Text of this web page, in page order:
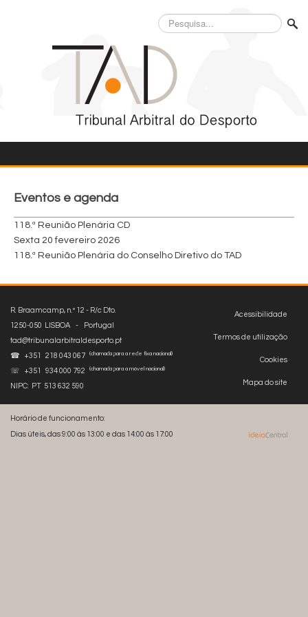
Pesquisa...
Eventos e agenda
118.ª Reunião Plenária CD
Sexta 20 fevereiro 2026
118.ª Reunião Plenária do Conselho Diretivo do TAD
Acessibilidade
Termos de utilização
Cookies
Mapa do site
R. Braamcamp, n.º 12 - R/c Dto.
1250-050 LISBOA - Portugal
tad@tribunalarbitraldesporto.pt
☎ +351 218 043 067
(chamada para a rede fixa nacional)
☏ +351 934 000 792 (chamada para a móvel nacional)
NIPC: PT 513 632 590
Horário de funcionamento:
Dias úteis, das 9:00 às 13:00 e das 14:00 às 17:00